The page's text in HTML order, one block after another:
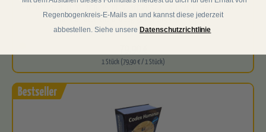
für die natürliche und zügige Heilung von Allergien
1 Stück (79,90 € / 1 Stück)
Regenbogenkreis-E-Mails an und kannst diese jederzeit
abbestellen. Siehe unsere Datenschutzrichtlinie